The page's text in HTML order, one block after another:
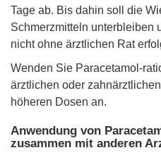
Tage ab. Bis dahin soll die
Schmerzmitteln unterbleiben
nicht ohne ärztlichen Rat
Wenden Sie Paracetamol-
ärztlichen oder
höheren Dosen an.
Anwendung von
zusammen mit anderen